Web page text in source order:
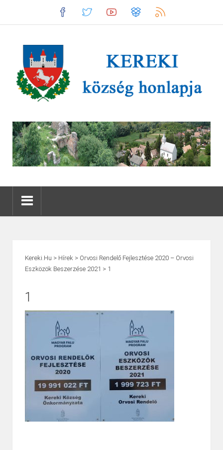
Kereki.hu > Hírek > Orvosi Rendelő Fejlesztése 2020 – Orvosi
Eszközök Beszerzése 2021 > 1
1